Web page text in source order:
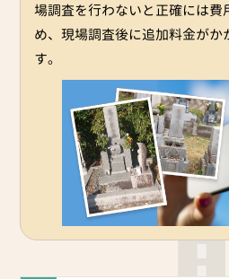
場調査を行わないと正確には費
め、現場調査後に追加料金がか
す。